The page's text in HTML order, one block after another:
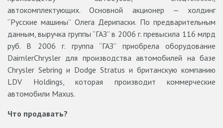
автокомплектующих. Основной акционер — холдинг
“Русские машины” Олега Дерипаски. По предварительным
данным, выручка группы “ГАЗ” в 2006 г. превысила 116 млрд
руб. В 2006 г. группа “ГАЗ” приобрела оборудование
DaimlerChrysler для производства автомобилей на базе
Chrysler Sebring и Dodge Strаtus и британскую компанию
LDV Holdings, которая производит коммерческие
автомобили Maxus.
Что продавать?